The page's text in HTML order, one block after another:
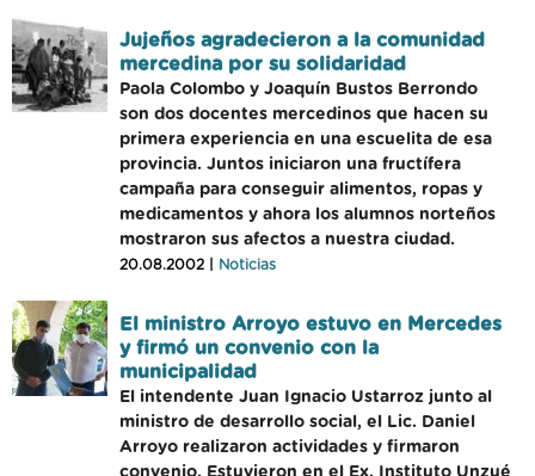
Jujeños agradecieron a la comunidad
mercedina por su solidaridad
Paola Colombo y Joaquín Bustos Berrondo
son dos docentes mercedinos que hacen su
primera experiencia en una escuelita de esa
provincia. Juntos iniciaron una fructífera
campaña para conseguir alimentos, ropas y
medicamentos y ahora los alumnos norteños
mostraron sus afectos a nuestra ciudad.
20.08.2002 | Noticias
El ministro Arroyo estuvo en Mercedes
y firmó un convenio con la
municipalidad
El intendente Juan Ignacio Ustarroz junto al
ministro de desarrollo social, el Lic. Daniel
Arroyo realizaron actividades y firmaron
convenio. Estuvieron en el Ex. Instituto Unzué